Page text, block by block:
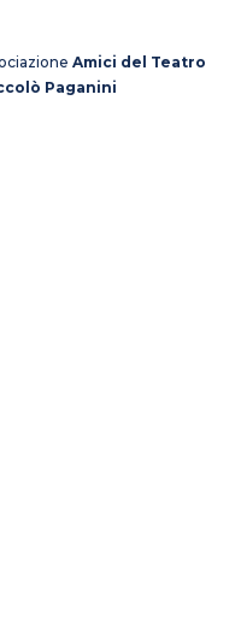
Amici del Teatro
Paganini